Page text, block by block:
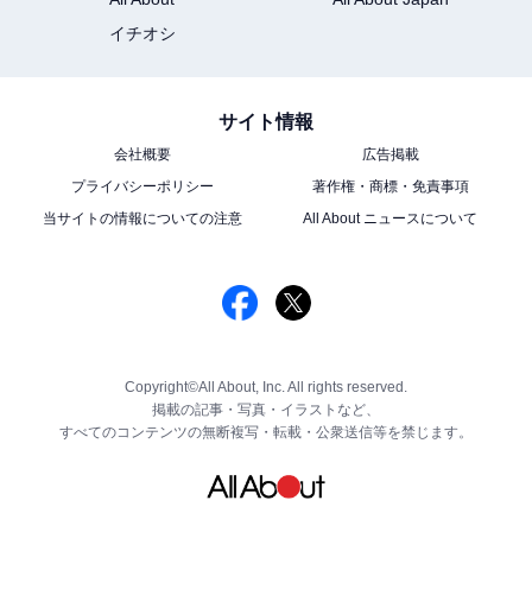
イチオシ
サイト情報
会社概要
広告掲載
プライバシーポリシー
著作権・商標・免責事項
当サイトの情報についての注意
All About ニュースについて
Copyright©All About, Inc. All rights reserved.
掲載の記事・写真・イラストなど、
すべてのコンテンツの無断複写・転載・公衆送信等を禁じます。